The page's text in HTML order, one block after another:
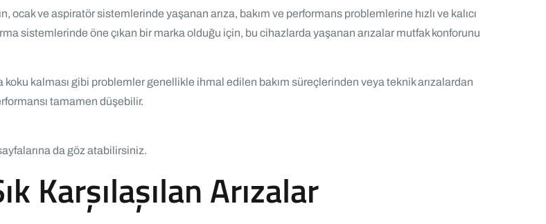
ve aspiratör sistemlerinde yaşanan arıza, bakım ve performans problemlerine hızlı ve kalıcı
sistemlerinde öne çıkan bir marka olduğu için, bu cihazlarda yaşanan arızalar mutfak konforunu
koku kalması gibi problemler genellikle ihmal edilen bakım süreçlerinden veya teknik arızalardan
tamamen düşebilir.
da göz atabilirsiniz.
Karşılaşılan Arızalar